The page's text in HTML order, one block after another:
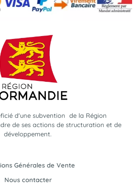
d'une subvention de la Région
de ses actions de structuration et de
développement.
Générales de Vente
Nous contacter